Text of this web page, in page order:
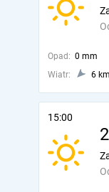
Opad: 0 mm
Wiatr:
6
15:00